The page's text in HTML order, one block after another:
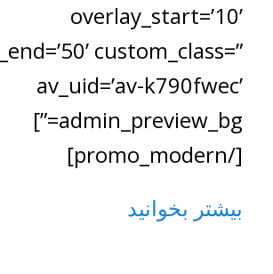
overlay_start=’10’
custom_class=”
av_uid=’av-k790fwec’
admin_preview_bg=”]
[/promo_modern]
بیشتر بخوانید